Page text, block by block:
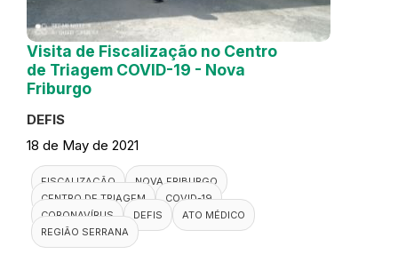
Visita de Fiscalização no Centro
de Triagem COVID-19 - Nova
Friburgo
DEFIS
18 de May de 2021
FISCALIZAÇÃO
NOVA FRIBURGO
CENTRO DE TRIAGEM
COVID-19
CORONAVÍRUS
DEFIS
ATO MÉDICO
REGIÃO SERRANA